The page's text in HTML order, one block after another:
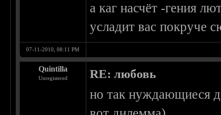
а каг насчёт -гения
усладит вас покруче
07-11-2010, 08:11 PM
Quintilla
Unregistered RE: любовь
но так нуждающиеся